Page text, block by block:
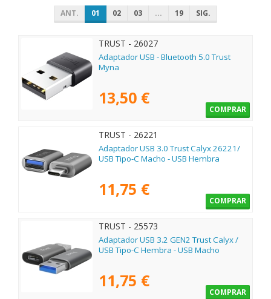
ANT. 01 02 03 ... 19 SIG.
TRUST - 26027
Adaptador USB - Bluetooth 5.0 Trust
Myna
13,50 €
COMPRAR
TRUST - 26221
Adaptador USB 3.0 Trust Calyx 26221/
USB Tipo-C Macho - USB Hembra
11,75 €
COMPRAR
TRUST - 25573
Adaptador USB 3.2 GEN2 Trust Calyx /
USB Tipo-C Hembra - USB Macho
11,75 €
COMPRAR